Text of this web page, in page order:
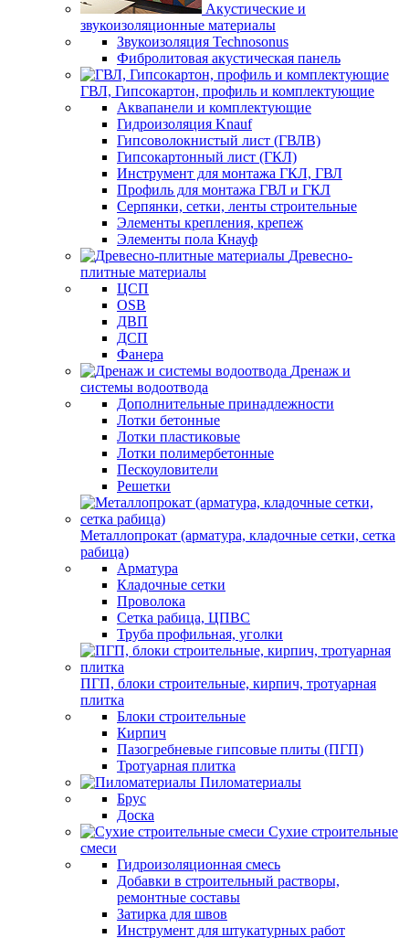
Акустические и
звукоизоляционные материалы
Звукоизоляция Technosonus
Фибролитовая акустическая панель
ГВЛ, Гипсокартон, профиль и комплектующие
Аквапанели и комплектующие
Гидроизоляция Knauf
Гипсоволокнистый лист (ГВЛВ)
Гипсокартонный лист (ГКЛ)
Инструмент для монтажа ГКЛ, ГВЛ
Профиль для монтажа ГВЛ и ГКЛ
Серпянки, сетки, ленты строительные
Элементы крепления, крепеж
Элементы пола Кнауф
Древесно-
плитные материалы
ЦСП
OSB
ДВП
ДСП
Фанера
Дренаж и
системы водоотвода
Дополнительные принадлежности
Лотки бетонные
Лотки пластиковые
Лотки полимербетонные
Пескоуловители
Решетки
Металлопрокат (арматура, кладочные сетки, сетка
рабица)
Арматура
Кладочные сетки
Проволока
Сетка рабица, ЦПВС
Труба профильная, уголки
ПГП, блоки строительные, кирпич, тротуарная
плитка
Блоки строительные
Кирпич
Пазогребневые гипсовые плиты (ПГП)
Тротуарная плитка
Пиломатериалы
Брус
Доска
Сухие строительные
смеси
Гидроизоляционная смесь
Добавки в строительный растворы,
ремонтные составы
Затирка для швов
Инструмент для штукатурных работ